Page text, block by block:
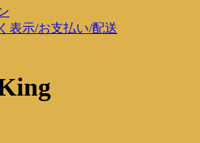
表示/お支払い/配送